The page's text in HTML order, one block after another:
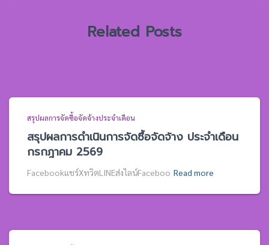
Related Posts
สรุปผลการจัดซื้อจัดจ้างประจำเดือน
สรุปผลการดำเนินการจัดซื้อจัดจ้าง ประจำเดือน
กรกฎาคม 2569
Facebookแชร์XทวิตLINEส่งไลน์Faceboo Read more